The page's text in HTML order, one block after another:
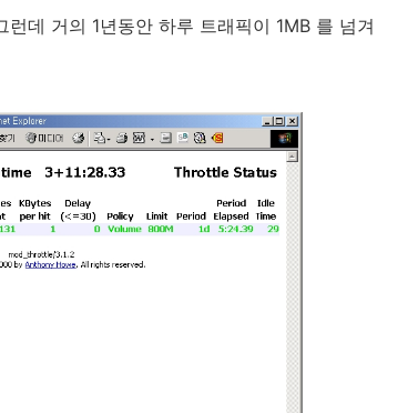
데 거의 1년동안 하루 트래픽이 1MB 를 넘겨